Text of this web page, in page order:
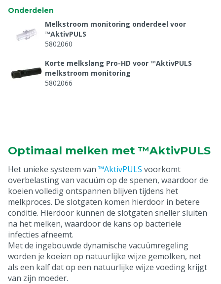
Onderdelen
Melkstroom monitoring onderdeel voor
™AktivPULS
5802060
Korte melkslang Pro-HD voor ™AktivPULS
melkstroom monitoring
5802066
Optimaal melken met ™AktivPULS
Het unieke systeem van ™AktivPULS voorkomt
overbelasting van vacuüm op de spenen, waardoor de
koeien volledig ontspannen blijven tijdens het
melkproces. De slotgaten komen hierdoor in betere
conditie. Hierdoor kunnen de slotgaten sneller sluiten
na het melken, waardoor de kans op bacteriële
infecties afneemt.
Met de ingebouwde dynamische vacuümregeling
worden je koeien op natuurlijke wijze gemolken, net
als een kalf dat op een natuurlijke wijze voeding krijgt
van zijn moeder.